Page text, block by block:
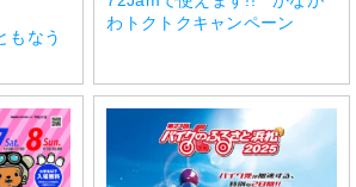
もなう
わトクトクキャンペーン